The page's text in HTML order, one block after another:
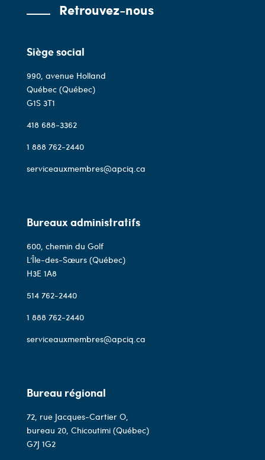
Retrouvez-nous
Siège social
990, avenue Holland
Québec (Québec)
G1S 3T1
418 688-3362
1 888 762-2440
serviceauxmembres@apciq.ca
Bureaux administratifs
600, chemin du Golf
L’Île-des-Sœurs (Québec)
H3E 1A8
514 762-2440
1 888 762-2440
serviceauxmembres@apciq.ca
Bureau régional
72, rue Jacques-Cartier O,
bureau 20, Chicoutimi (Québec)
G7J 1G2